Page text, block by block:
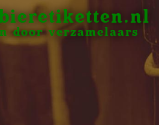
door verzamelaars